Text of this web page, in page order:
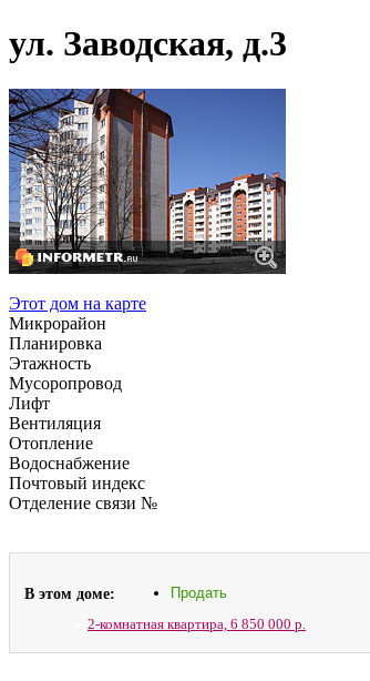
ул. Заводская, д.3
Этот дом на карте
Микрорайон
Планировка
Этажность
Мусоропровод
Лифт
Вентиляция
Отопление
Водоснабжение
Почтовый индекс
Отделение связи №
В этом доме: Продать
2-комнатная квартира, 6 850 000 р.